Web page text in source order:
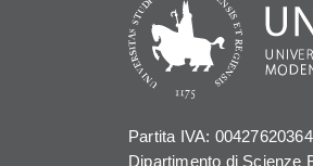
Partita IVA: 00427620364
Dipartimento di Scienze